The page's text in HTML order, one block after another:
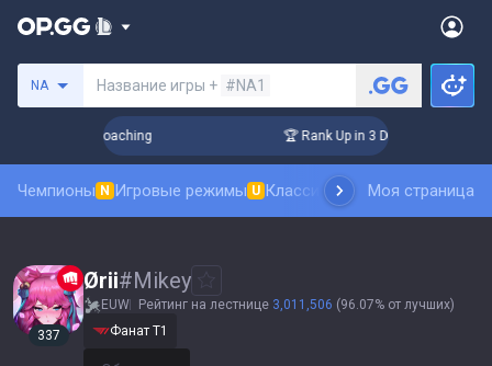
NA Название игры + #NA1
Challenger Coaching 🏆 Rank Up in 3 Days! Challenger
Чемпионы N Игровые режимы U Классика N Рейтинг скинов
Моя страница
337
Ørii#Mikey
EUW Рейтинг на лестнице 3,011,506 (96.07% от лучших)
Фанат T1